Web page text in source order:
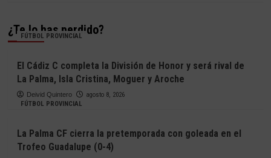
¿Te lo has perdido?
FÚTBOL PROVINCIAL
El Cádiz C completa la División de Honor y será rival de
La Palma, Isla Cristina, Moguer y Aroche
Deivid Quintero
agosto 8, 2026
FÚTBOL PROVINCIAL
La Palma CF cierra la pretemporada con goleada en el
Trofeo Guadalupe (0-4)